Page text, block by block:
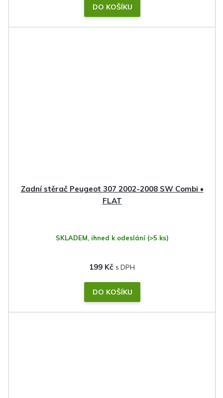
DO KOŠÍKU
Zadní stěrač Peugeot 307 2002-2008 SW Combi •
FLAT
SKLADEM, ihned k odeslání (>5 ks)
199 Kč
DO KOŠÍKU